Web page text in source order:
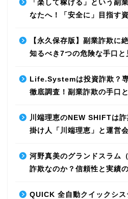
「楽して稼げる」という副
なたへ！「安全に」目指す
【永久保存版】副業詐欺に
知るべき7つの危険な手口と
Life.Systemは投資詐欺？
徹底調査！副業詐欺の手口
川端理恵のNEW SHIFTは
掛け人「川端理恵」と運営
河野真美のグランドスラム
詐欺なのか？信頼性と実績
QUICK 全自動クイックシス